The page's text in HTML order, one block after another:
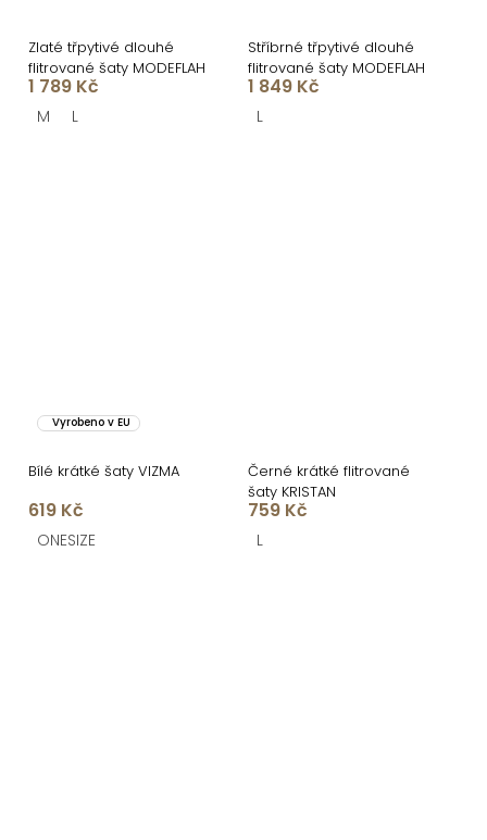
Zlaté třpytivé dlouhé
flitrované šaty MODEFLAH
1 789 Kč
M L
Stříbrné třpytivé dlouhé
flitrované šaty MODEFLAH
1 849 Kč
L
Vyrobeno v EU
Bílé krátké šaty VIZMA
619 Kč
ONESIZE
Černé krátké flitrované
šaty KRISTAN
759 Kč
L